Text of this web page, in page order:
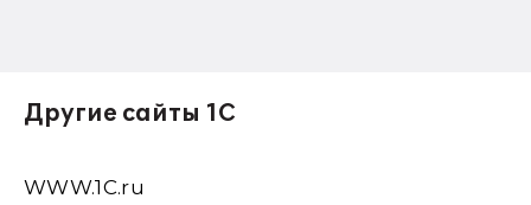
Другие сайты 1С
WWW.1С.ru